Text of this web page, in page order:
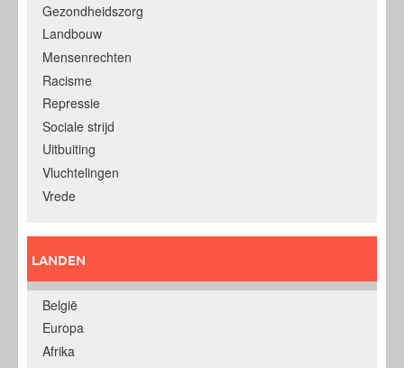
Gezondheidszorg
Landbouw
Mensenrechten
Racisme
Repressie
Sociale strijd
Uitbuiting
Vluchtelingen
Vrede
LANDEN
België
Europa
Afrika